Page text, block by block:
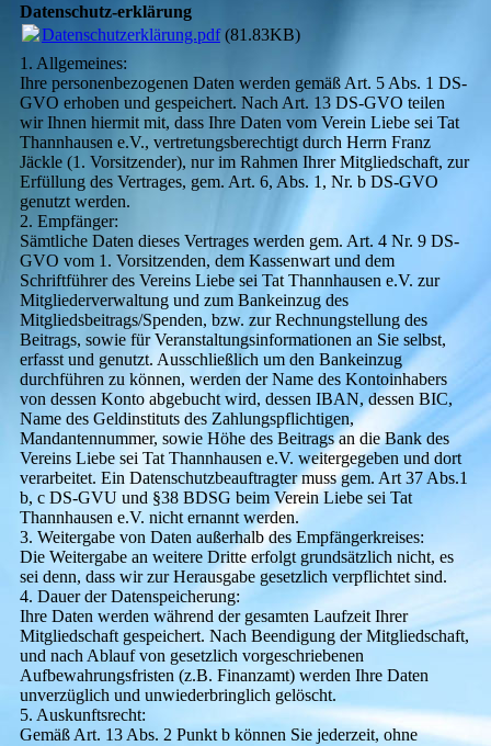
Datenschutz-erklärung
Datenschutzerklärung.pdf(81.83KB)
1. Allgemeines:
Ihre personenbezogenen Daten werden gemäß Art. 5 Abs. 1 DS-
GVO erhoben und gespeichert. Nach Art. 13 DS-GVO teilen
wir Ihnen hiermit mit, dass Ihre Daten vom Verein Liebe sei Tat
Thannhausen e.V., vertretungsberechtigt durch Herrn Franz
Jäckle (1. Vorsitzender), nur im Rahmen Ihrer Mitgliedschaft, zur
Erfüllung des Vertrages, gem. Art. 6, Abs. 1, Nr. b DS-GVO
genutzt werden.
2. Empfänger:
Sämtliche Daten dieses Vertrages werden gem. Art. 4 Nr. 9 DS-
GVO vom 1. Vorsitzenden, dem Kassenwart und dem
Schriftführer des Vereins Liebe sei Tat Thannhausen e.V. zur
Mitgliederverwaltung und zum Bankeinzug des
Mitgliedsbeitrags/Spenden, bzw. zur Rechnungstellung des
Beitrags, sowie für Veranstaltungsinformationen an Sie selbst,
erfasst und genutzt. Ausschließlich um den Bankeinzug
durchführen zu können, werden der Name des Kontoinhabers
von dessen Konto abgebucht wird, dessen IBAN, dessen BIC,
Name des Geldinstituts des Zahlungspflichtigen,
Mandantennummer, sowie Höhe des Beitrags an die Bank des
Vereins Liebe sei Tat Thannhausen e.V. weitergegeben und dort
verarbeitet. Ein Datenschutzbeauftragter muss gem. Art 37 Abs.1
b, c DS-GVU und §38 BDSG beim Verein Liebe sei Tat
Thannhausen e.V. nicht ernannt werden.
3. Weitergabe von Daten außerhalb des Empfängerkreises:
Die Weitergabe an weitere Dritte erfolgt grundsätzlich nicht, es
sei denn, dass wir zur Herausgabe gesetzlich verpflichtet sind.
4. Dauer der Datenspeicherung:
Ihre Daten werden während der gesamten Laufzeit Ihrer
Mitgliedschaft gespeichert. Nach Beendigung der Mitgliedschaft,
und nach Ablauf von gesetzlich vorgeschriebenen
Aufbewahrungsfristen (z.B. Finanzamt) werden Ihre Daten
unverzüglich und unwiederbringlich gelöscht.
5. Auskunftsrecht:
Gemäß Art. 13 Abs. 2 Punkt b können Sie jederzeit, ohne